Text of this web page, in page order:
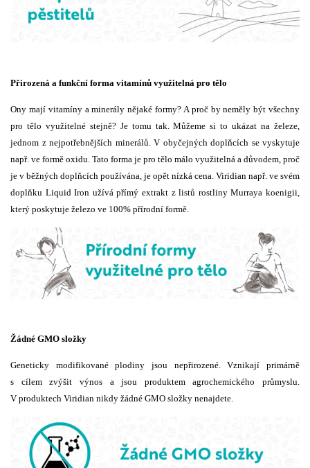
Přirozená a funkční forma vitamínů využitelná pro tělo
Ony mají vitamíny a minerály nějaké formy? A proč by neměly být všechny
pro tělo využitelné stejně? Je tomu tak. Můžeme si to ukázat na železe,
jednom z nejpotřebnějších minerálů. V obyčejných doplňcích se vyskytuje
např. ve formě oxidu. Tato forma je pro tělo málo využitelná a důvodem, proč
je v běžných doplňcích používána, je opět nízká cena. Viridian např. ve svém
doplňku Liquid Iron užívá přímý extrakt z listů rostliny Murraya koenigii,
který poskytuje železo ve 100% přírodní formě.
Žádné GMO složky
Geneticky modifikované plodiny jsou nepřirozené. Vznikají primárně
s cílem zvýšit výnos a jsou produktem agrochemického průmyslu.
V produktech Viridian nikdy žádné GMO složky nenajdete.